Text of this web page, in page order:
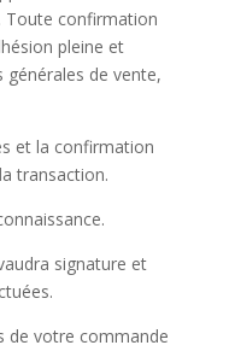
Toute confirmation
pleine et
de vente,
et la confirmation
transaction.
signature et
de votre commande